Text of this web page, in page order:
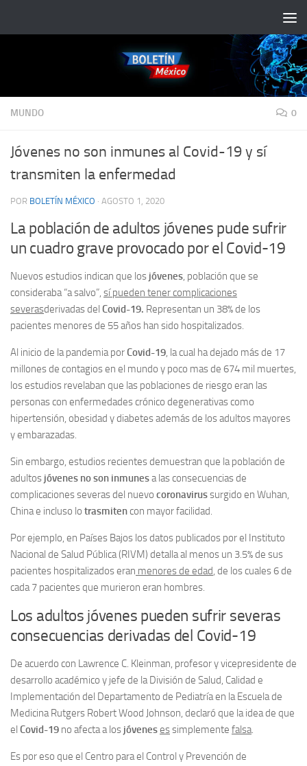
MUNDO 0
Jóvenes no son inmunes al Covid-19 y sí
transmiten la enfermedad
POR BOLETÍN MÉXICO · AGOSTO 1, 2020
La población de adultos jóvenes pude sufrir
un cuadro grave provocado por el Covid-19
Nuevos estudios indican que los jóvenes, población que se
consideraba “a salvo”, sí pueden tener complicaciones
severasderivadas del Covid-19. Representan un 38% de los
pacientes menores de 55 años han sido hospitalizados.
Al inicio de la pandemia porCovid-19, la cual ha dejado más de 17
millones de contagios en el mundo y poco mas de 674 mil muertes,
los estudios revelaban que las poblaciones de riesgo eran las
personas con enfermedades crónico degenerativas como
hipertensión, obesidad y diabetes además de los adultos mayores
y embarazadas.
Sin embargo, estudios recientes demuestran que la población de
adultos jóvenes no son inmunesa las consecuencias de
complicaciones severas del nuevo coronavirussurgido en Wuhan,
China e incluso lo trasmitencon mayor facilidad.
Por ejemplo, en Países Bajos los datos publicados por el Instituto
Nacional de Salud Pública (RIVM) detalla al menos un 3.5% de sus
pacientes hospitalizados eran menores de edad, de los cuales 6 de
cada 7 pacientes que murieron eran hombres.
Los adultos jóvenes pueden sufrir severas
consecuencias derivadas del Covid-19
De acuerdo con Lawrence C. Kleinman, profesor y vicepresidente de
desarrollo académico y jefe de la División de Salud, Calidad e
Implementación del Departamento de Pediatría en la Escuela de
Medicina Rutgers Robert Wood Johnson, declaró que la idea de que
el Covid-19 no afecta a los jóvenesessimplemente falsa.
Es por eso que el Centro para el Control y Prevención de